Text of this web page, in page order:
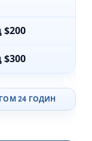
$200
$300
24 ГОДИН